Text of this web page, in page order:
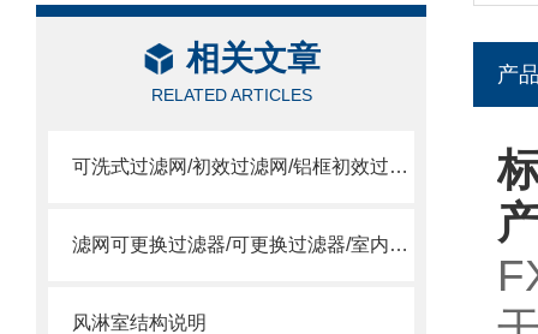
相关文章
RELATED ARTICLES
可洗式过滤网/初效过滤网/铝框初效过滤网
滤网可更换过滤器/可更换过滤器/室内过滤器
风淋室结构说明
产